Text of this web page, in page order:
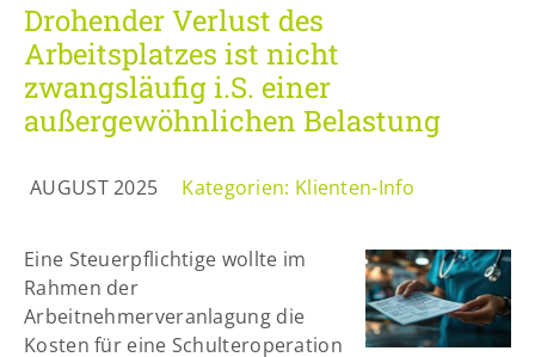
We offer support for our customers
Mon - Fri 8:00am - 5:00pm
(GMT +1)
Get in touch
Cybersteel Inc.
Have any questions?
+44 1234 567 890
Drohender Verlust des
Arbeitsplatzes ist nicht
zwangsläufig i.S. einer
außergewöhnlichen Belastung
AUGUST 2025 Kategorien: Klienten-Info
Eine Steuerpflichtige wollte im
Rahmen der
Arbeitnehmerveranlagung die
Kosten für eine Schulteroperation